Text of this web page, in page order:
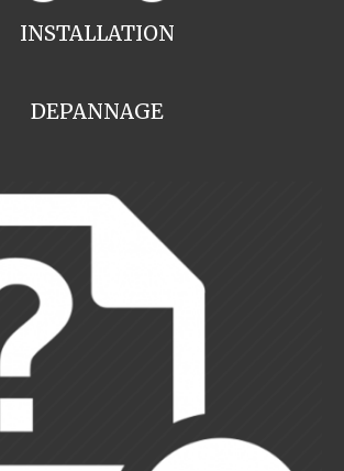
INSTALLATION
DEPANNAGE